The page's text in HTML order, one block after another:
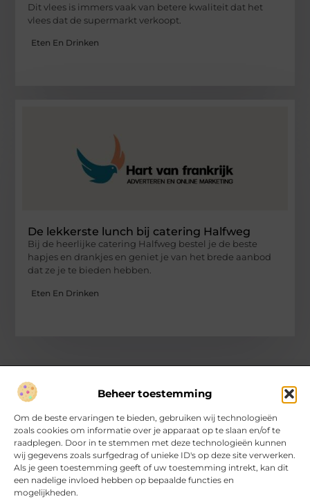
Beheer toestemming
Om de beste ervaringen te bieden, gebruiken wij technologieën
zoals cookies om informatie over je apparaat op te slaan en/of te
raadplegen. Door in te stemmen met deze technologieën kunnen
wij gegevens zoals surfgedrag of unieke ID's op deze site verwerken.
Als je geen toestemming geeft of uw toestemming intrekt, kan dit
een nadelige invloed hebben op bepaalde functies en
mogelijkheden.
Dit vlees is immers vaak van betere kwaliteit dat het
vlees dat de supermarkt verkoopt.
Eten En Drinken
De lekkerste lunch bij catering Halfweg
Bij de heerlijke catering Halfweg bestel je de beste
hapjes en drankjes en geniet je van het brede aanbod
dat ze je te bieden hebben.
Eten En Drinken
Over Hartvanfrankrijk
Jouw gids voor inspirerende verhalen en inzichten.
Verken een divers aanbod aan blogs en artikelen, van handige
tips tot fascinerende ontdekkingen, allemaal op
HartvanFrankrijk.nl.
Bericht categorie